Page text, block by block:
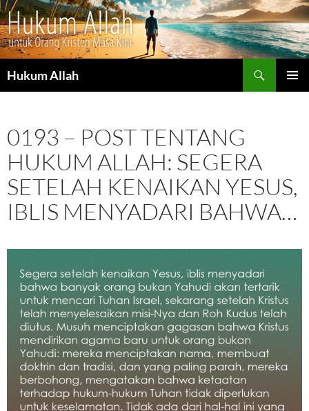
Hukum Allah
0193 – POST TENTANG
HUKUM ALLAH: SEGERA
SETELAH KENAIKAN YESUS,
IBLIS MENYADARI BAHWA…